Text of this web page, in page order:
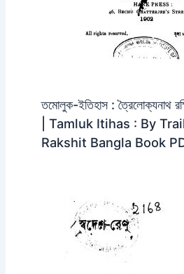
তমোলুক-ইতিহাস : ত্রৈলোক্যনাথ
| Tamluk Itihas : By
Rakshit Bangla Book